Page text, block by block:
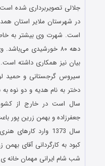
در شهرستان ملایر استان
است. شهرت وی بیشتر به
دهه ۸۰ خورشیدی
بیان نیز همکاری داشته ‌است.
سیروس گرجستانی و حمید
سال است در خارج از کشور
جعفرزاده و بهمن زرین پور
سال 1373 وارد
کبود به کارگردانی آقای
شب شام ایرانی مهمان خانه